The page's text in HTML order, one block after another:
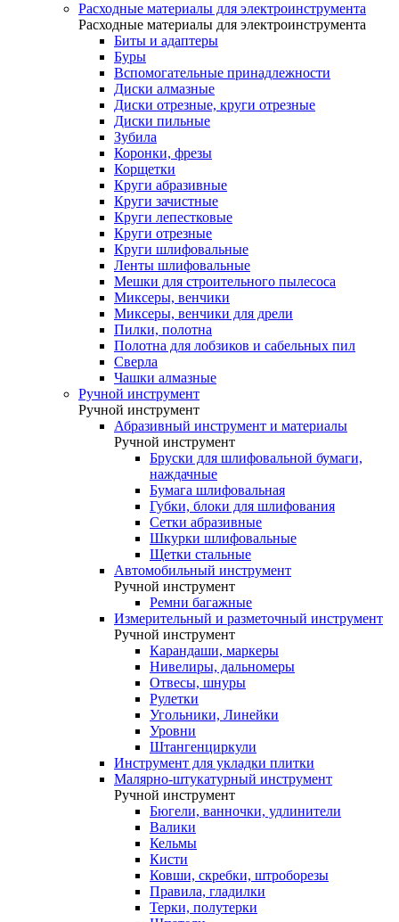
Расходные материалы для электроинструмента
Расходные материалы для электроинструмента
Биты и адаптеры
Буры
Вспомогательные принадлежности
Диски алмазные
Диски отрезные, круги отрезные
Диски пильные
Зубила
Коронки, фрезы
Корщетки
Круги абразивные
Круги зачистные
Круги лепестковые
Круги отрезные
Круги шлифовальные
Ленты шлифовальные
Мешки для строительного пылесоса
Миксеры, венчики
Миксеры, венчики для дрели
Пилки, полотна
Полотна для лобзиков и сабельных пил
Сверла
Чашки алмазные
Ручной инструмент
Ручной инструмент
Абразивный инструмент и материалы
Ручной инструмент
Бруски для шлифовальной бумаги,
наждачные
Бумага шлифовальная
Губки, блоки для шлифования
Сетки абразивные
Шкурки шлифовальные
Щетки стальные
Автомобильный инструмент
Ручной инструмент
Ремни багажные
Измерительный и разметочный инструмент
Ручной инструмент
Карандаши, маркеры
Нивелиры, дальномеры
Отвесы, шнуры
Рулетки
Угольники, Линейки
Уровни
Штангенциркули
Инструмент для укладки плитки
Малярно-штукатурный инструмент
Ручной инструмент
Бюгели, ванночки, удлинители
Валики
Кельмы
Кисти
Ковши, скребки, штроборезы
Правила, гладилки
Терки, полутерки